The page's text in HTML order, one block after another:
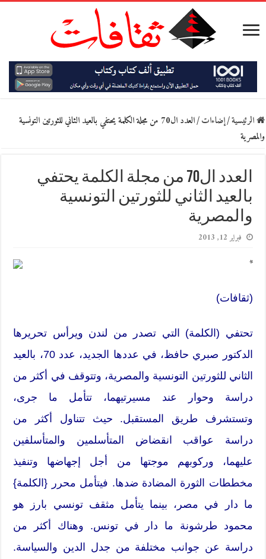
الرئيسية/إضاءات/
العدد ال70 من مجلة الكلمة يحتفي بالعيد الثاني للثورتين التونسية
والمصرية
العدد ال70 من مجلة الكلمة يحتفي
بالعيد الثاني للثورتين التونسية
والمصرية
فبراير 12, 2013
*
(ثقافات)
تحتفي (الكلمة) التي تصدر من لندن ويرأس تحريرها
الدكتور صبري حافظ، في عددها الجديد، عدد 70، بالعيد
الثاني للثورتين التونسية والمصرية، وتتوقف في أكثر من
دراسة وحوار عند مسيرتيهما، تتأمل ما جرى،
وتستشرف طريق المستقبل. حيث تتناول أكثر من
دراسة عواقب انقضاض المتأسلمين والمتأسلفين
عليهما، وركوبهم موجتها من أجل إجهاضها وتنفيذ
مخططات الثورة المضادة ضدها. فيتأمل محرر {الكلمة}
ما دار في مصر، بينما يتأمل مثقف تونسي بارز هو
محمود طرشونة ما دار في تونس. وهناك أكثر من
دراسة عن جوانب مختلفة من جدل الدين والسياسة.